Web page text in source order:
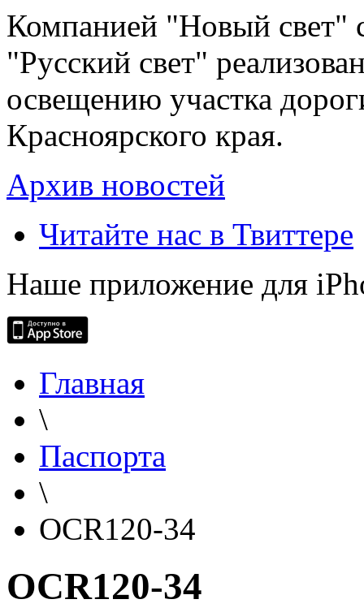
Компанией "Новый свет"
"Русский свет"
освещению участка
Красноярского края.
Архив новостей
Читайте нас в Твиттере
Наше приложение для
Главная
\
Паспорта
\
OCR120-34
OCR120-34